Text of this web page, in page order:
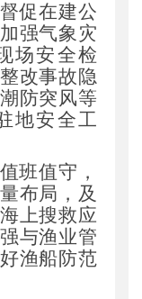
促在建公
强气象灾
场安全检
整改事故隐
防突风等
地安全工
班值守 ，
布局 ， 及
上搜救应
与渔业管
渔船防范